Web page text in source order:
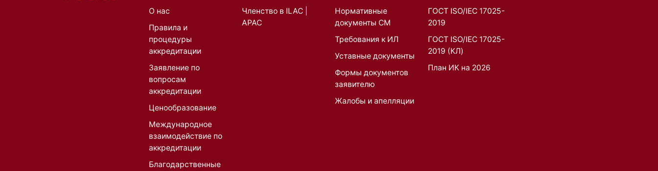
О нас
Правила и
процедуры
аккредитации
Заявление по
вопросам
аккредитации
Ценообразование
Международное
взаимодействие по
аккредитации
Благодарственные
Членство в ILAC |
APAC
Нормативные
документы СМ
Требования к ИЛ
Уставные документы
Формы документов
заявителю
Жалобы и апелляции
ГОСТ ISO/IEC 17025-
2019
ГОСТ ISO/IEC 17025-
2019 (КЛ)
План ИК на 2026